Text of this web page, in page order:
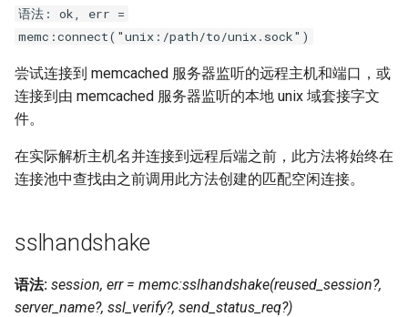
length-hiding
let
limit-traffic-rate
link
log-sqlite
log-var-set
语法: ok, err =
memc:connect("unix:/path/to/unix.sock")
尝试连接到 memcached 服务器监听的远程主机和端口，或
连接到由 memcached 服务器监听的本地 unix 域套接字文
件。
在实际解析主机名并连接到远程后端之前，此方法将始终在
连接池中查找由之前调用此方法创建的匹配空闲连接。
sslhandshake
语法: session, err = memc:sslhandshake(reused_session?,
server_name?, ssl_verify?, send_status_req?)